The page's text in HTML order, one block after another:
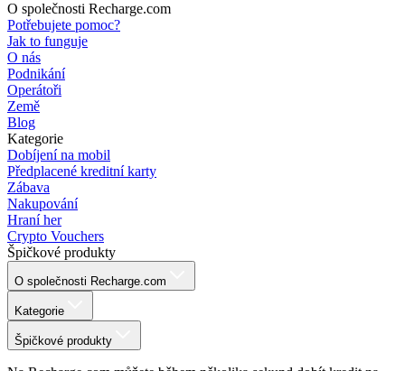
O společnosti Recharge.com
Potřebujete pomoc?
Jak to funguje
O nás
Podnikání
Operátoři
Země
Blog
Kategorie
Dobíjení na mobil
Předplacené kreditní karty
Zábava
Nakupování
Hraní her
Crypto Vouchers
Špičkové produkty
O společnosti Recharge.com
Kategorie
Špičkové produkty